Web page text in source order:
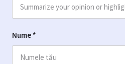
Nume *